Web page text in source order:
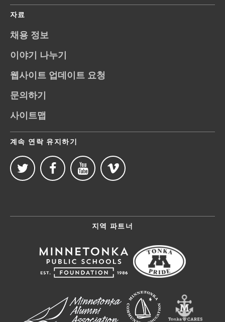
자료
채용 정보
이야기 나누기
웹사이트 업데이트 요청
문의하기
사이트맵
계속 연락 유지하기
지역 파트너